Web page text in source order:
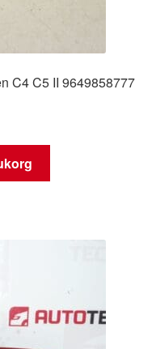
C4 C5 II 9649858777